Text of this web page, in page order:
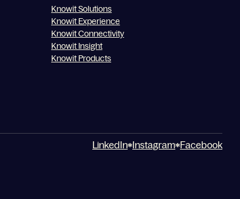
Knowit Solutions
Knowit Experience
Knowit Connectivity
Knowit Insight
Knowit Products
LinkedIn Instagram Facebook